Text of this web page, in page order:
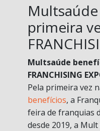
primeira
Multsaúde
FRANCHISING
Pela primeira vez
benefícios, a
feira de franquias
desde 2019, a